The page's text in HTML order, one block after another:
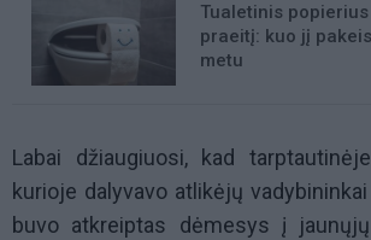
Tualetinis
praeitį: kuo jį
metu
Labai džiaugiuosi, kad
kurioje dalyvavo atlikėjų
buvo atkreiptas dėmesys į